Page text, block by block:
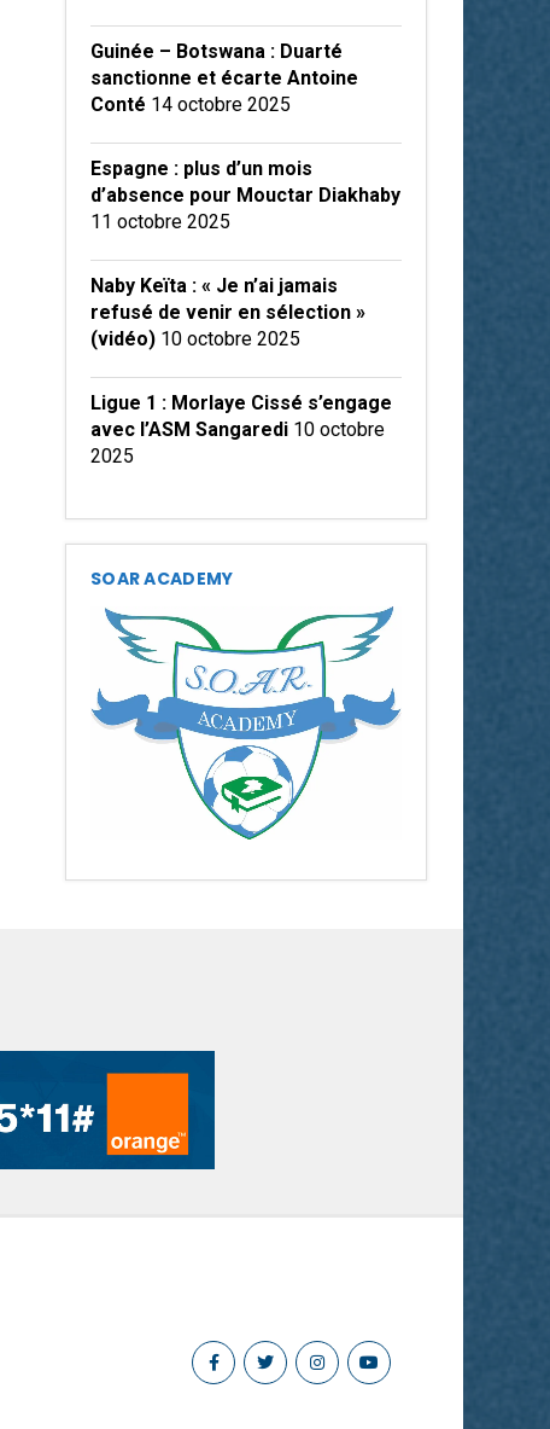
Guinée – Botswana : Duarté
sanctionne et écarte Antoine
Conté 14 octobre 2025
Espagne : plus d’un mois
d’absence pour Mouctar Diakhaby
11 octobre 2025
Naby Keïta : « Je n’ai jamais
refusé de venir en sélection »
(vidéo) 10 octobre 2025
Ligue 1 : Morlaye Cissé s’engage
avec l’ASM Sangaredi 10 octobre
2025
SOAR ACADEMY